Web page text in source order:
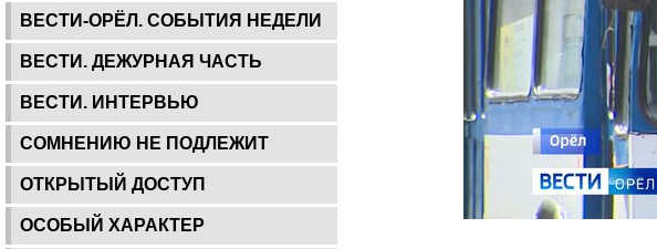
ВЕСТИ-ОРЁЛ. СОБЫТИЯ НЕДЕЛИ
ВЕСТИ. ДЕЖУРНАЯ ЧАСТЬ
ВЕСТИ. ИНТЕРВЬЮ
СОМНЕНИЮ НЕ ПОДЛЕЖИТ
ОТКРЫТЫЙ ДОСТУП
ОСОБЫЙ ХАРАКТЕР